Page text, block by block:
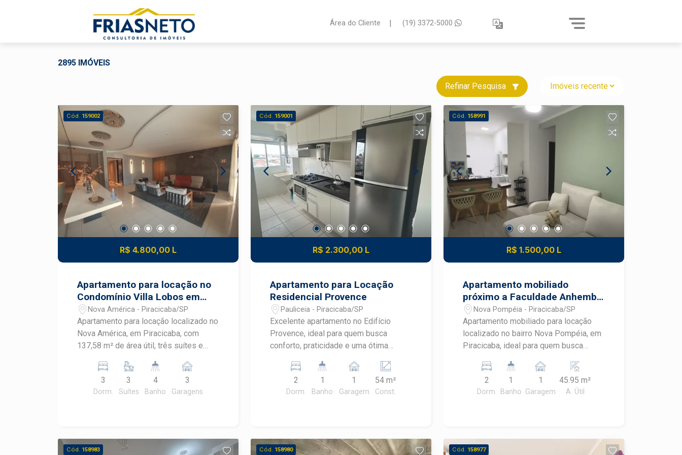
Área do Cliente | (19) 3372-5000
2895 IMÓVEIS
Refinar Pesquisa
Cód. 159002
R$ 4.800,00 L
Apartamento para locação no
Condomínio Villa Lobos em
Piracicaba
Nova América - Piracicaba/SP
Apartamento para locação localizado no
Nova América, em Piracicaba, com
137,58 m² de área útil, três suítes e
recebe sol da manhã e está em
condomínio completo, com lazer
diversificado e portaria 24 horas.
banheiros - Sala ampla com móvel
3
Dorm.
3
Suítes
4
Banho
3
Garagens
Cód. 159001
R$ 2.300,00 L
Apartamento para Locação
Residencial Provence
Pauliceia - Piracicaba/SP
Excelente apartamento no Edifício
Provence, ideal para quem busca
conforto, praticidade e uma ótima
de estar Cozinha equipada com forno e
cooktop Área de serviço 1 vaga de
garagem Ambientes bem distribuídos
distribuídos e prontos para receber
2
Dorm.
1
Banho
1
Garagem
54 m²
Const.
Cód. 158991
R$ 1.500,00 L
Apartamento mobiliado
próximo a Faculdade Anhembi
Morumbi em Piracicaba
Nova Pompéia - Piracicaba/SP
Apartamento mobiliado para locação
localizado no bairro Nova Pompéia, em
Piracicaba, ideal para quem busca
pronto para morar. Com ambientes
planejados, mobiliário completo e
excelente aproveitamento dos
pontos de Piracicaba.
2
Dorm.
1
Banho
1
Garagem
45.95 m²
A. Útil
Cód. 158983 Cód. 158980 Cód. 158977